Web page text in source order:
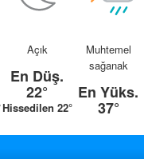
Açık
En Düş.
22°
Hissedilen 22°
Muhtemel
sağanak
En Yüks.
37°